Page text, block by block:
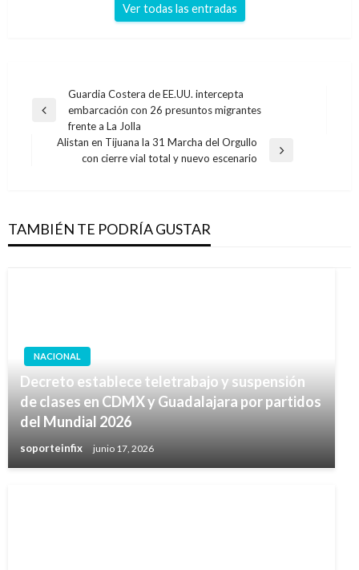
Ver todas las entradas
Navegación
de
entradas
Entrada
anterior
Guardia Costera de EE.UU. intercepta
embarcación con 26 presuntos migrantes
frente a La Jolla
Entrada
Alistan en Tijuana la 31 Marcha del Orgullo
con cierre vial total y nuevo escenario
TAMBIÉN TE PODRÍA GUSTAR
NACIONAL
Decreto establece teletrabajo y suspensión
de clases en CDMX y Guadalajara por partidos
del Mundial 2026
soporteinfix junio 17, 2026